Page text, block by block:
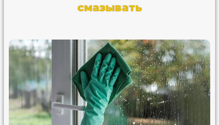
смазывать